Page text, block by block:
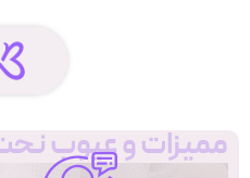
مميزات و عيوب نحت